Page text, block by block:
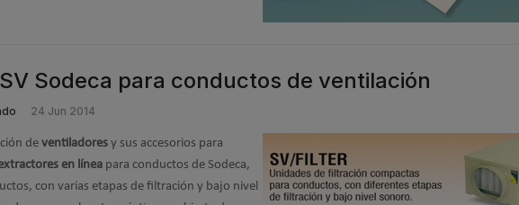
Sodeca para conductos de ventilación
24 Jun 2014
de ventiladores y sus accesorios para
en línea para conductos de Sodeca,
con varias etapas de filtración y bajo nivel